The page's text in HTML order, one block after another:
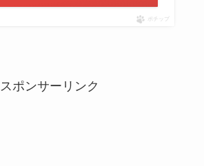
ポチップ
スポンサーリンク